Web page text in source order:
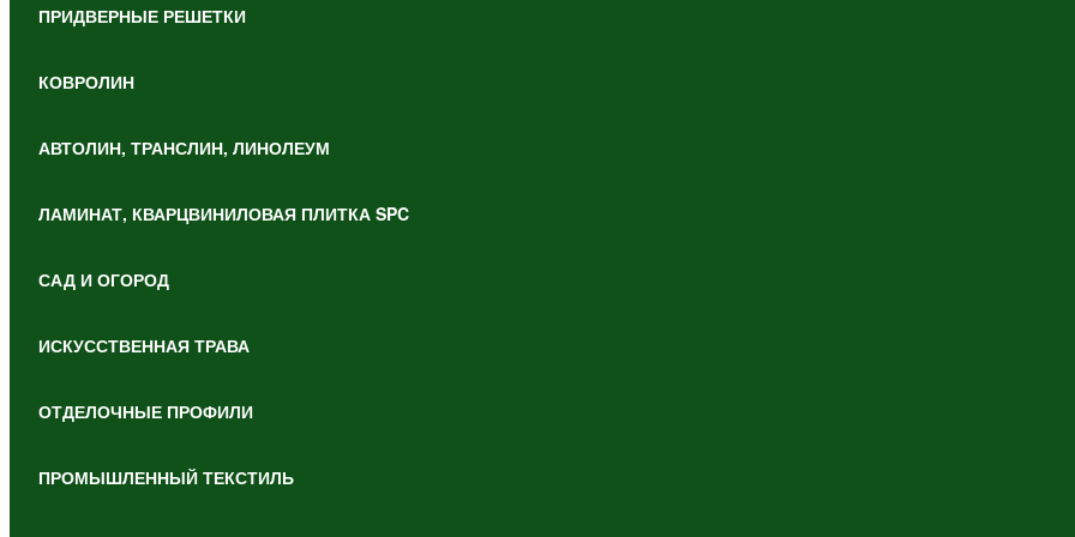
ПРИДВЕРНЫЕ РЕШЕТКИ
КОВРОЛИН
АВТОЛИН, ТРАНСЛИН, ЛИНОЛЕУМ
ЛАМИНАТ, КВАРЦВИНИЛОВАЯ ПЛИТКА SPC
САД И ОГОРОД
ИСКУССТВЕННАЯ ТРАВА
ОТДЕЛОЧНЫЕ ПРОФИЛИ
ПРОМЫШЛЕННЫЙ ТЕКСТИЛЬ